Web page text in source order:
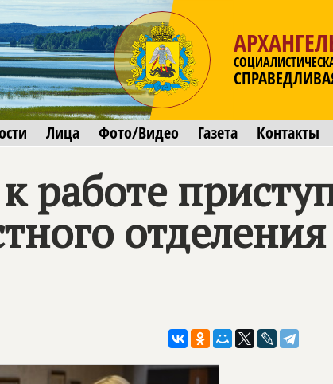
Лица Фото/Видео Газета Контакты
работе
отделения